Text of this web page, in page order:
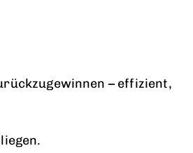
– effizient,